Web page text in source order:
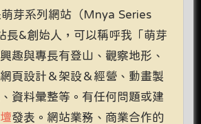
芽系列網站（Mnya Series
長&創始人，可以稱呼我「萌芽
趣與專長有登山、觀察地形、
頁設計＆架設＆經營、動畫製
資料彙整等。有任何問題或建
發表。網站業務、商業合作的